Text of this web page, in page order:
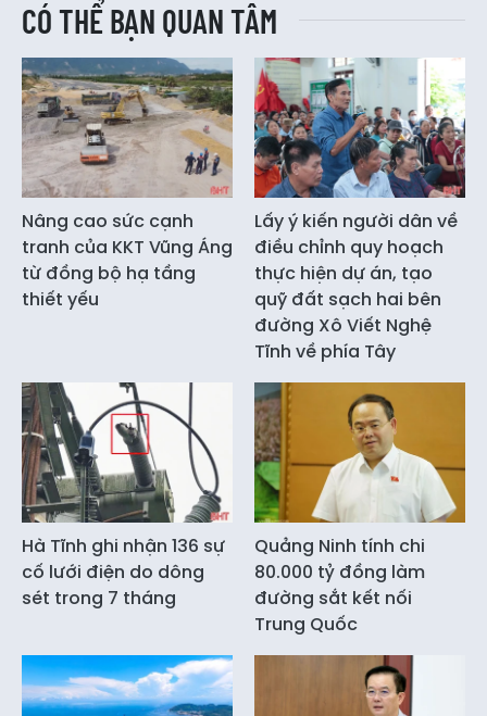
CÓ THỂ BẠN QUAN TÂM
Nâng cao sức cạnh
tranh của KKT Vũng Áng
từ đồng bộ hạ tầng
thiết yếu
Lấy ý kiến người dân về
điều chỉnh quy hoạch
thực hiện dự án, tạo
quỹ đất sạch hai bên
đường Xô Viết Nghệ
Tĩnh về phía Tây
Hà Tĩnh ghi nhận 136 sự
cố lưới điện do dông
sét trong 7 tháng
Quảng Ninh tính chi
80.000 tỷ đồng làm
đường sắt kết nối
Trung Quốc